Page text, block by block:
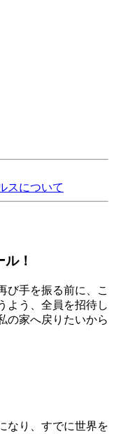
スについて
！
び手を振る前に、こ
よう、全員を招待し
の家へ戻りたいから
なり、すでに世界を